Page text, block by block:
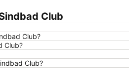
Club
Club?
Club?
Club?